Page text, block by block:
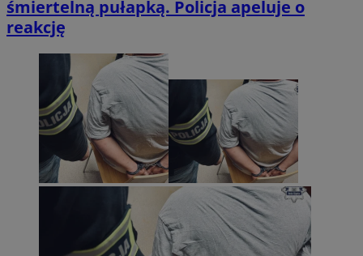
śmiertelną pułapką. Policja apeluje o
reakcję